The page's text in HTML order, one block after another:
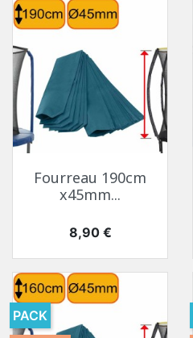
Fourreau 190cm
x45mm...
Prix
8,90 €
PACK